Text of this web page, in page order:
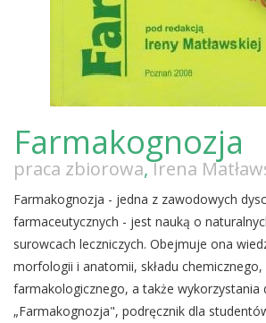
Farmakognozja
praca zbiorowa,Irena
Farmakognozja - jedna z zawodowych
farmaceutycznych - jest nauką o
surowcach leczniczych. Obejmuje ona
morfologii i anatomii, składu chemicznego,
farmakologicznego, a także wykorzystania
„Farmakognozja", podręcznik dla